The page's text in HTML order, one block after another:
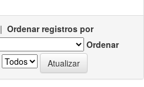
| Ordenar registros por
Ordenar